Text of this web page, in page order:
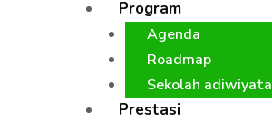
Program
Agenda
Roadmap
Sekolah adiwiyata
Prestasi